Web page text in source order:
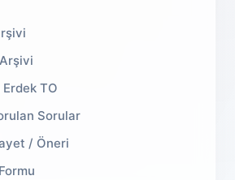
Erdek TO
Sorular
/ Öneri